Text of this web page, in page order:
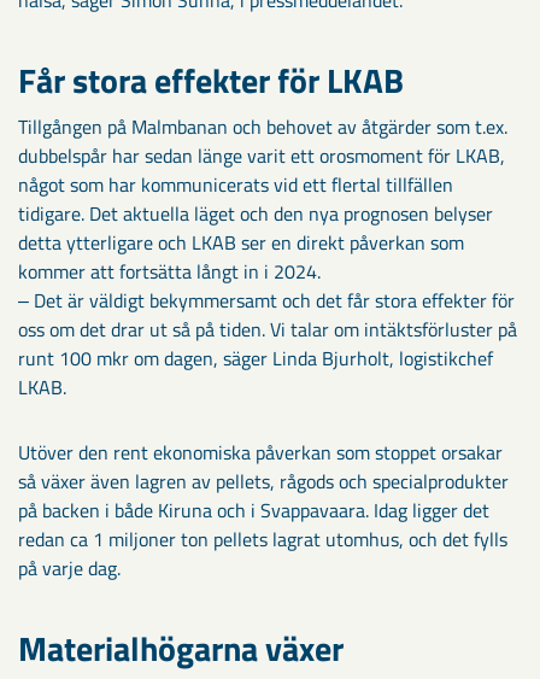
Får stora effekter för LKAB
Tillgången på Malmbanan och behovet av åtgärder som t.ex.
dubbelspår har sedan länge varit ett orosmoment för LKAB,
något som har kommunicerats vid ett flertal tillfällen
tidigare. Det aktuella läget och den nya prognosen belyser
detta ytterligare och LKAB ser en direkt påverkan som
kommer att fortsätta långt in i 2024.
‒ Det är väldigt bekymmersamt och det får stora effekter för
oss om det drar ut så på tiden. Vi talar om intäktsförluster på
runt 100 mkr om dagen, säger Linda Bjurholt, logistikchef
LKAB.
Utöver den rent ekonomiska påverkan som stoppet orsakar
så växer även lagren av pellets, rågods och specialprodukter
på backen i både Kiruna och i Svappavaara. Idag ligger det
redan ca 1 miljoner ton pellets lagrat utomhus, och det fylls
på varje dag.
Materialhögarna växer